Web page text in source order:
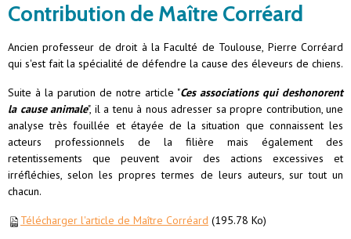
Contribution de Maître Corréard
Ancien professeur de droit à la Faculté de Toulouse, Pierre Corréard
qui s'est fait la spécialité de défendre la cause des éleveurs de chiens.
Suite à la parution de notre article "Ces associations qui deshonorent
la cause animale", il a tenu à nous adresser sa propre contribution, une
analyse très fouillée et étayée de la situation que connaissent les
acteurs professionnels de la filière mais également des
retentissements que peuvent avoir des actions excessives et
irréfléchies, selon les propres termes de leurs auteurs, sur tout un
chacun.
Télécharger l'article de Maître Corréard (195.78 Ko)